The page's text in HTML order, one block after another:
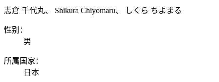
志倉 千代丸、 Shikura Chiyomaru、 しくら ちよまる
性别：
男
所属国家：
日本